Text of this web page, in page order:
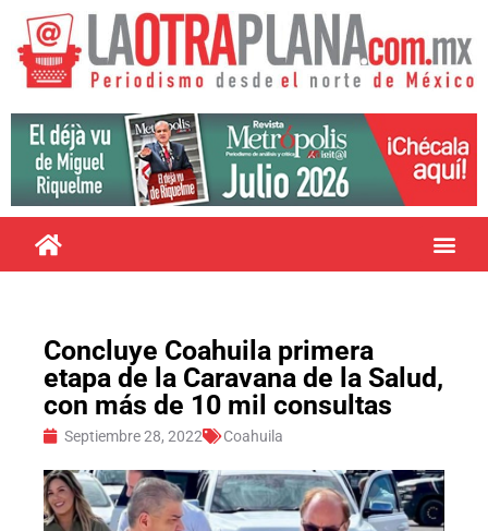
Concluye Coahuila primera
etapa de la Caravana de la Salud,
con más de 10 mil consultas
Septiembre 28, 2022 Coahuila